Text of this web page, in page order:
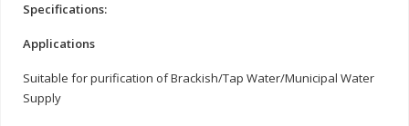
Specifications:
Applications
Suitable for purification of Brackish/Tap Water/Municipal Water
Supply